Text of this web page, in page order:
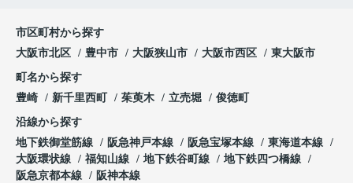
市区町村から探す
大阪市北区
豊中市 大阪狭山市 大阪市西区 東大阪市
町名から探す
豊崎
新千里西町 茱萸木 立売堀 俊徳町
沿線から探す
地下鉄御堂筋線
阪急神戸本線 阪急宝塚本線
東海道本線
大阪環状線
福知山線 地下鉄谷町線
地下鉄四つ橋線
阪急京都本線
阪神本線